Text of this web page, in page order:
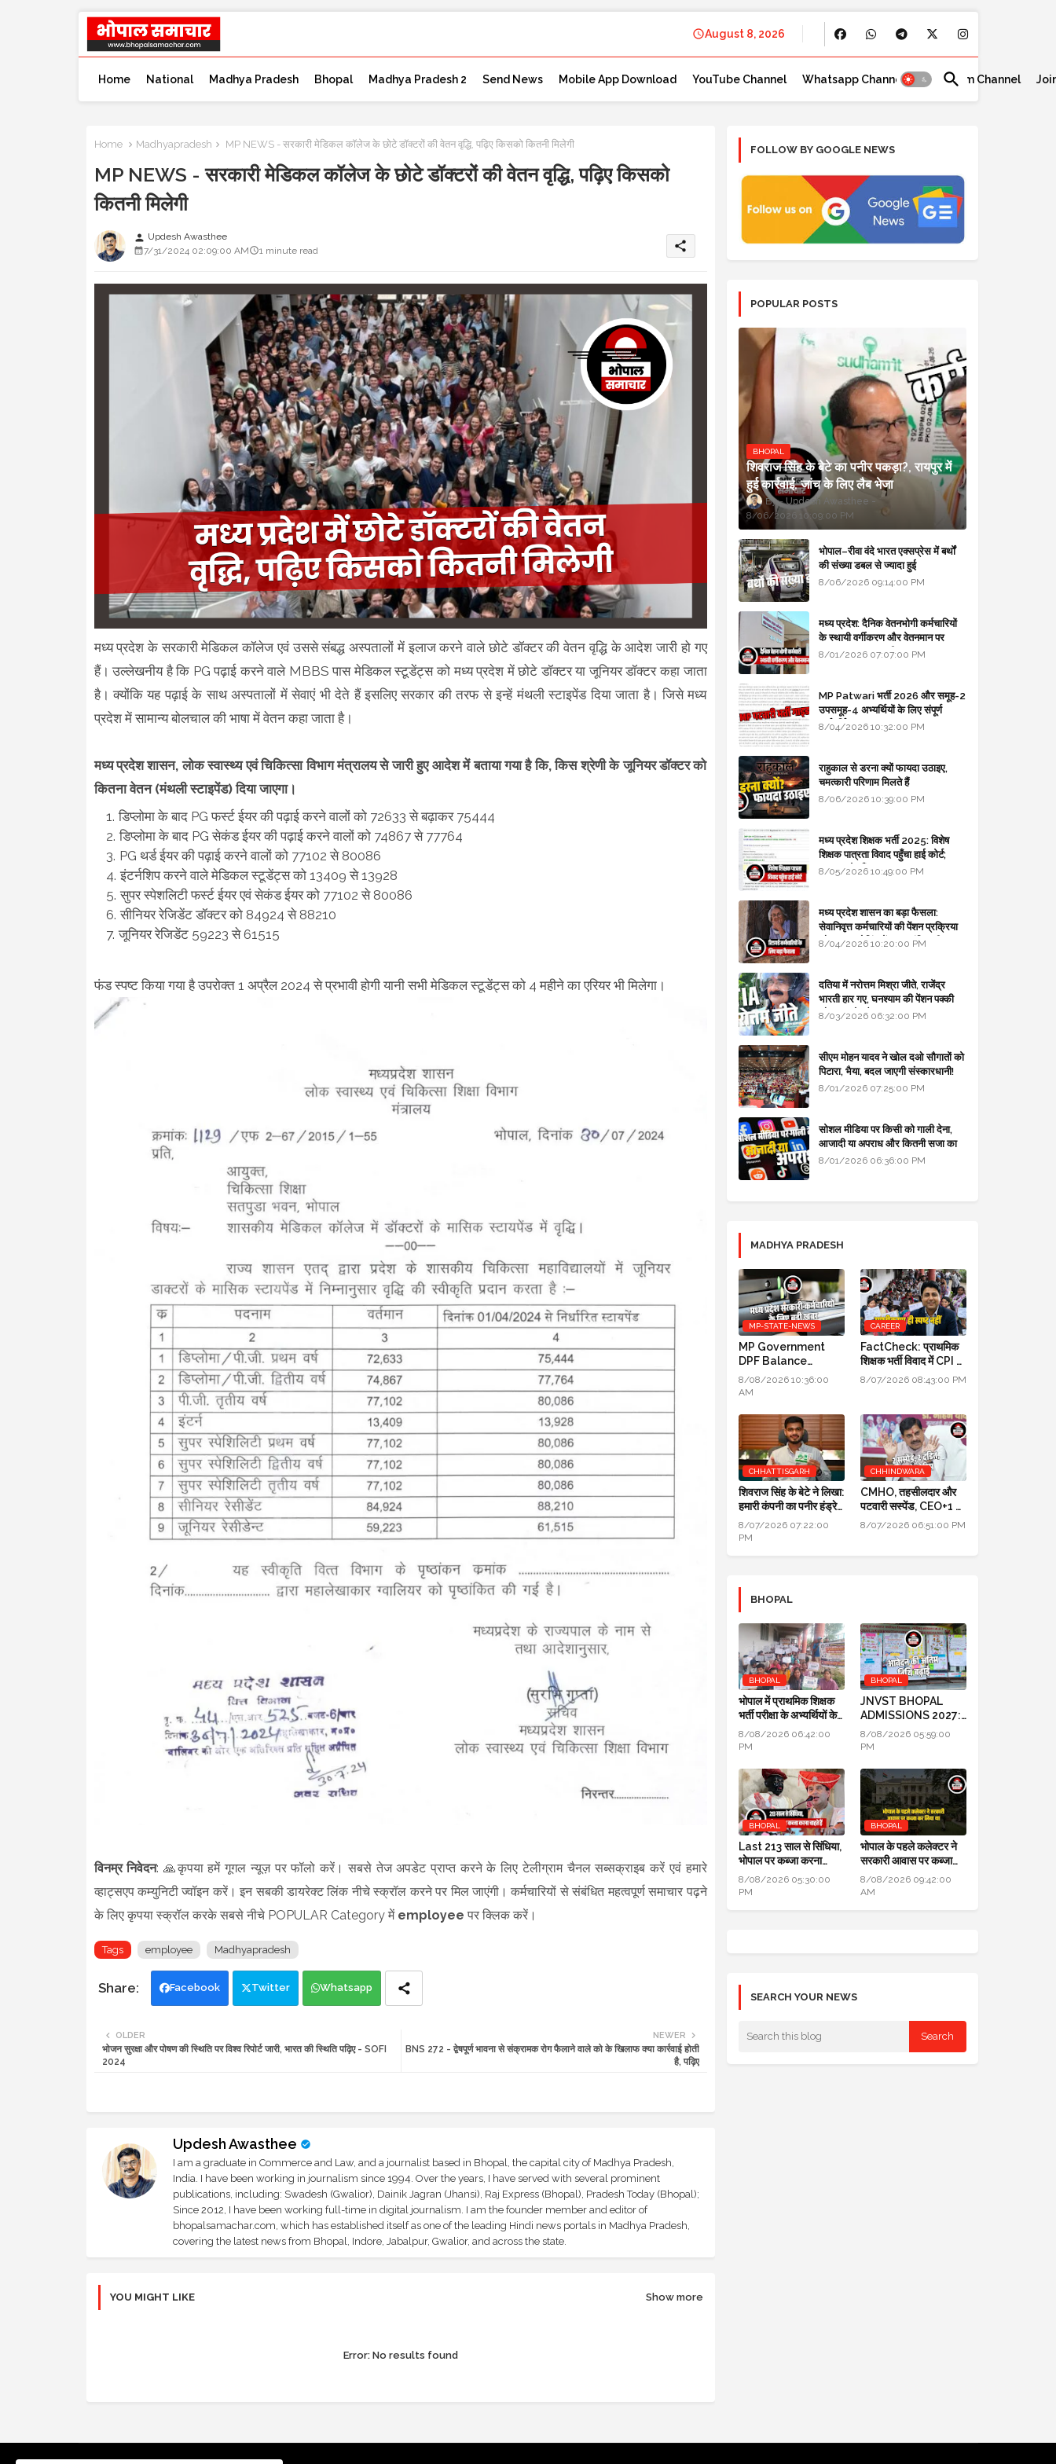
August 8, 2026
Home National Madhya Pradesh Bhopal Madhya Pradesh 2 Send News Mobile App Download YouTube Channel Whatsapp Channel Telegram Channel
Home Madhyapradesh MP NEWS - सरकारी मेडिकल कॉलेज के छोटे डॉक्टरों की वेतन वृद्धि, पढ़िए किसको कितनी मिलेगी
MP NEWS - सरकारी मेडिकल कॉलेज के छोटे डॉक्टरों की वेतन वृद्धि, पढ़िए किसको
कितनी मिलेगी
person Updesh Awasthee
7/31/2024 02:09:00 AM
1 minute read share
मध्य प्रदेश के सरकारी मेडिकल कॉलेज एवं उससे संबद्ध अस्पतालों में इलाज करने वाले छोटे डॉक्टर की वेतन वृद्धि के आदेश जारी हो गए
हैं। उल्लेखनीय है कि PG पढ़ाई करने वाले MBBS पास मेडिकल स्टूडेंट्स को मध्य प्रदेश में छोटे डॉक्टर या जूनियर डॉक्टर कहा जाता
है। क्योंकि यह पढ़ाई के साथ अस्पतालों में सेवाएं भी देते हैं इसलिए सरकार की तरफ से इन्हें मंथली स्टाइपेंड दिया जाता है। जिसे मध्य
प्रदेश में सामान्य बोलचाल की भाषा में वेतन कहा जाता है।
मध्य प्रदेश शासन, लोक स्वास्थ्य एवं चिकित्सा विभाग मंत्रालय से जारी हुए आदेश में बताया गया है कि, किस श्रेणी के जूनियर डॉक्टर को
कितना वेतन (मंथली स्टाइपेंड) दिया जाएगा।
डिप्लोमा के बाद PG फर्स्ट ईयर की पढ़ाई करने वालों को 72633 से बढ़ाकर 75444
डिप्लोमा के बाद PG सेकंड ईयर की पढ़ाई करने वालों को 74867 से 77764
PG थर्ड ईयर की पढ़ाई करने वालों को 77102 से 80086
इंटर्नशिप करने वाले मेडिकल स्टूडेंट्स को 13409 से 13928
सुपर स्पेशलिटी फर्स्ट ईयर एवं सेकंड ईयर को 77102 से 80086
सीनियर रेजिडेंट डॉक्टर को 84924 से 88210
जूनियर रेजिडेंट 59223 से 61515
फंड स्पष्ट किया गया है उपरोक्त 1 अप्रैल 2024 से प्रभावी होगी यानी सभी मेडिकल स्टूडेंट्स को 4 महीने का एरियर भी मिलेगा।
विनम्र निवेदन: 🙏कृपया हमें गूगल न्यूज़ पर फॉलो करें। सबसे तेज अपडेट प्राप्त करने के लिए टेलीग्राम चैनल सब्सक्राइब करें एवं हमारे
व्हाट्सएप कम्युनिटी ज्वॉइन करें। इन सबकी डायरेक्ट लिंक नीचे स्क्रॉल करने पर मिल जाएंगी। कर्मचारियों से संबंधित महत्वपूर्ण समाचार पढ़ने
के लिए कृपया स्क्रॉल करके सबसे नीचे POPULAR Category में employee पर क्लिक करें।
Tags employee Madhyapradesh
Facebook Twitter Whatsapp
NEWER
BNS 272 - द्वेषपूर्ण भावना से संक्रामक रोग फैलाने वाले को के खिलाफ क्या कार्रवाई होती
है, पढ़िए
OLDER
भोजन सुरक्षा और पोषण की स्थिति पर विश्व रिपोर्ट जारी, भारत की स्थिति पढ़िए - SOFI
2024
Updesh Awasthee
I am a graduate in Commerce and Law, and a journalist based in Bhopal, the capital city of Madhya Pradesh,
India. I have been working in journalism since 1994. Over the years, I have served with several prominent
publications, including: Swadesh (Gwalior), Dainik Jagran (Jhansi), Raj Express (Bhopal), Pradesh Today (Bhopal);
Since 2012, I have been working full-time in digital journalism. I am the founder member and editor of
bhopalsamachar.com, which has established itself as one of the leading Hindi news portals in Madhya Pradesh,
covering the latest news from Bhopal, Indore, Jabalpur, Gwalior, and across the state.
YOU MIGHT LIKE Show more
Error:No results found
FOLLOW BY GOOGLE NEWS
POPULAR POSTS
BHOPAL
शिवराज सिंह के बेटे का पनीर पकड़ा?, रायपुर में
हुई कार्रवाई, जांच के लिए लैब भेजा
Updesh Awasthee
8/06/2026 10:09:00 PM
भोपाल–रीवा वंदे भारत एक्सप्रेस में बर्थों
की संख्या डबल से ज्यादा हुई
8/06/2026 09:14:00 PM
मध्य प्रदेश: दैनिक वेतनभोगी कर्मचारियों
के स्थायी वर्गीकरण और वेतनमान पर
सरकार का बड़ा स्पष्टीकरण
8/01/2026 07:07:00 PM
MP Patwari भर्ती 2026 और समूह-2
उपसमूह-4 अभ्यर्थियों के लिए संपूर्ण
मार्गदर्शिका
8/04/2026 10:32:00 PM
राहुकाल से डरना क्यों फायदा उठाइए,
चमत्कारी परिणाम मिलते हैं
8/06/2026 10:39:00 PM
मध्य प्रदेश शिक्षक भर्ती 2025: विशेष
शिक्षक पात्रता विवाद पहुँचा हाई कोर्ट;
सरकार से माँगा जवाब
8/05/2026 10:49:00 PM
मध्य प्रदेश शासन का बड़ा फैसला:
सेवानिवृत्त कर्मचारियों की पेंशन प्रक्रिया
और बजट कोडिंग में हुए क्रांतिकारी
8/04/2026 10:20:00 PM
दतिया में नरोत्तम मिश्रा जीते, राजेंद्र
भारती हार गए, घनश्याम की पेंशन पक्की
और आशुतोष बैक टू...
8/03/2026 06:32:00 PM
सीएम मोहन यादव ने खोल दओ सौगातों को
पिटारा, भैया, बदल जाएगी संस्कारधानी!
8/01/2026 07:25:00 PM
सोशल मीडिया पर किसी को गाली देना,
आजादी या अपराध और कितनी सजा का
प्रावधान - free legal advice
8/01/2026 06:36:00 PM
MADHYA PRADESH
MP-STATE-NEWS
MP Government
DPF Balance
Update New
Guidelines 2026:
कर्मचारियों के लिए बड़ी खबर
8/08/2026 10:36:00
AM
CAREER
FactCheck: प्राथमिक
शिक्षक भर्ती विवाद में CPI का
स्पष्टीकरण ही स्पष्ट नहीं
8/07/2026 08:43:00 PM
CHHATTISGARH
शिवराज सिंह के बेटे ने लिखा:
हमारी कंपनी का पनीर हंड्रेड
परसेंट प्योर है, लैब रिपोर्ट आ
गई है
8/07/2026 07:22:00
PM
CHHINDWARA
CMHO, तहसीलदार और
पटवारी सस्पेंड, CEO+1 का
सैलरी इंक्रीमेंट स्टॉप,
8/07/2026 06:51:00 PM
BHOPAL
BHOPAL
भोपाल में प्राथमिक शिक्षक
भर्ती परीक्षा के अभ्यर्थियों के
प्रदर्शन का दूसरा दिन
8/08/2026 06:42:00
PM
BHOPAL
JNVST BHOPAL
ADMISSIONS 2027:
कक्षा 6 में प्रवेश के लिए
आवेदन की अंतिम तिथि बढ़ाई
8/08/2026 05:59:00
PM
BHOPAL
Last 213 साल से सिंधिया,
भोपाल पर कब्जा करना
चाहते हैं लेकिन सफल नहीं हो
पाए
8/08/2026 05:30:00
PM
BHOPAL
भोपाल के पहले कलेक्टर ने
सरकारी आवास पर कब्जा
कर लिया था, हाई कोर्ट में
हुआ खुलासा
8/08/2026 09:42:00
AM
SEARCH YOUR NEWS